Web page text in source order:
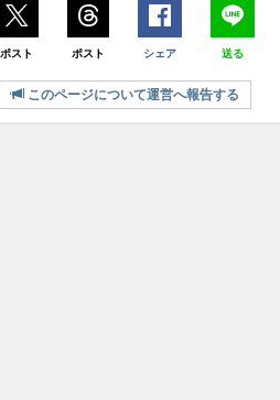
ポスト ポスト シェア 送る
このページについて運営へ報告する